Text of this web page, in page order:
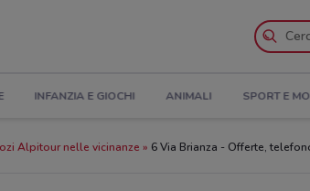
INFANZIA E GIOCHI ANIMALI SPORT E
Alpitour nelle vicinanze 6 Via Brianza - Offerte,